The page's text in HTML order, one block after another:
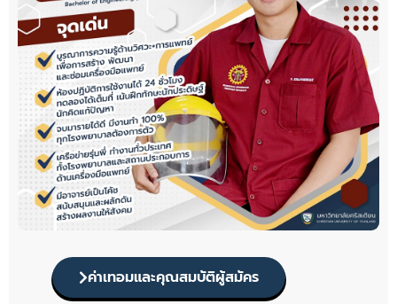
ค่าเทอมและคุณสมบัติผู้สมัคร